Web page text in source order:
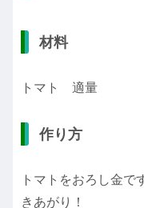
材料
トマト 適量
作り方
トマトをおろし金
きあがり！